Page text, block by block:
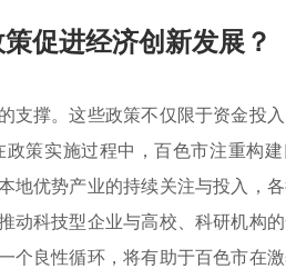
促进经济创新发展？
支撑。这些政策不仅限于资金投
策实施过程中，百色市注重构
地优势产业的持续关注与投入，
动科技型企业与高校、科研机构
个良性循环，将有助于百色市在